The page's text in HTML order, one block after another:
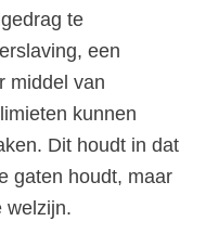
te
een
middel van
kunnen
Dit houdt in dat
gaten houdt, maar
welzijn.